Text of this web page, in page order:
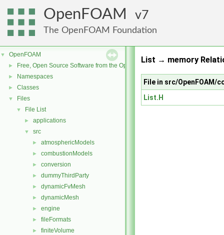
OpenFOAM 7
The OpenFOAM Foundation
▼ OpenFOAM
► Free, Open Source Software from the OpenFOAM Foundation
► Namespaces
► Classes
▼ Files
▼ File List
► applications
▼ src
► atmosphericModels
► combustionModels
► conversion
► dummyThirdParty
► dynamicFvMesh
► dynamicMesh
► engine
► fileFormats
► finiteVolume
List → memory
File in src/
List.H